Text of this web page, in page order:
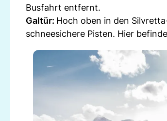
Busfahrt entfernt.
Galtür: Hoch oben in den
schneesichere Pisten. Hier